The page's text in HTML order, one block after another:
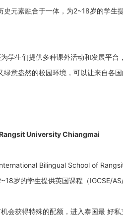
元素融合于一体，为2~18岁的学生
学生们提供多种课外活动和发展平
意盎然的校园环境，可以让来自各
University Chiangmai
Bilingual School of
岁的学生提供英国课程（IGCSE/
会获得特殊的配额，进入泰国最 好